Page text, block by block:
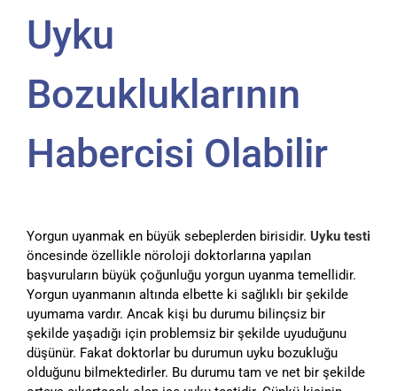
Uyku
Bozukluklarının
Habercisi Olabilir
Yorgun uyanmak en büyük sebeplerden birisidir. Uyku testi
öncesinde özellikle nöroloji doktorlarına yapılan
başvuruların büyük çoğunluğu yorgun uyanma temellidir.
Yorgun uyanmanın altında elbette ki sağlıklı bir şekilde
uyumama vardır. Ancak kişi bu durumu bilinçsiz bir
şekilde yaşadığı için problemsiz bir şekilde uyuduğunu
düşünür. Fakat doktorlar bu durumun uyku bozukluğu
olduğunu bilmektedirler. Bu durumu tam ve net bir şekilde